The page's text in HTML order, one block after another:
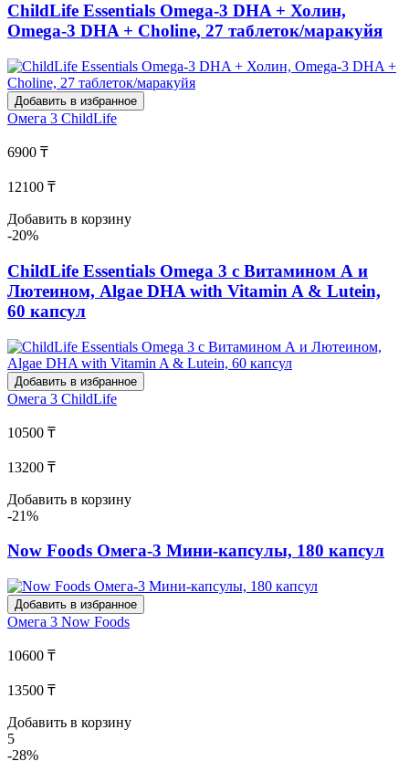
ChildLife Essentials Omega-3 DHA + Холин,
Omega-3 DHA + Choline, 27 таблеток/маракуйя
Добавить в избранное
Омега 3 ChildLife
6900 ₸
12100 ₸
Добавить в корзину
-20%
ChildLife Essentials Omega 3 с Витамином А и
Лютеином, Algae DHA with Vitamin A & Lutein,
60 капсул
Добавить в избранное
Омега 3 ChildLife
10500 ₸
13200 ₸
Добавить в корзину
-21%
Now Foods Омега-3 Мини-капсулы, 180 капсул
Добавить в избранное
Омега 3 Now Foods
10600 ₸
13500 ₸
Добавить в корзину
5
-28%